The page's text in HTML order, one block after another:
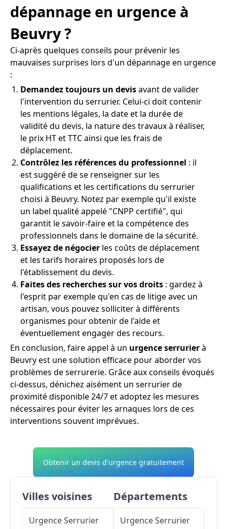
dépannage en urgence à
Beuvry ?
Ci-après quelques conseils pour prévenir les
mauvaises surprises lors d'un dépannage en urgence
:
Demandez toujours un devisavant de valider
l'intervention du serrurier. Celui-ci doit contenir
les mentions légales, la date et la durée de
validité du devis, la nature des travaux à réaliser,
le prix HT et TTC ainsi que les frais de
déplacement.
Contrôlez les références du professionnel : il
est suggéré de se renseigner sur les
qualifications et les certifications du serrurier
choisi à Beuvry. Notez par exemple qu'il existe
un label qualité appelé "CNPP certifié", qui
garantit le savoir-faire et la compétence des
professionnels dans le domaine de la sécurité.
Essayez de négocier les coûts de déplacement
et les tarifs horaires proposés lors de
l'établissement du devis.
Faites des recherches sur vos droits : gardez à
l'esprit par exemple qu'en cas de litige avec un
artisan, vous pouvez solliciter à différents
organismes pour obtenir de l'aide et
éventuellement engager des recours.
En conclusion, faire appel à un urgence serrurierà
Beuvry est une solution efficace pour aborder vos
problèmes de serrurerie. Grâce aux conseils évoqués
ci-dessus, dénichez aisément un serrurier de
proximité disponible 24/7 et adoptez les mesures
nécessaires pour éviter les arnaques lors de ces
interventions souvent imprévues.
Obtenir un devis d'urgence gratuitement
Villes voisines
Urgence Serrurier
Départements
Urgence Serrurier